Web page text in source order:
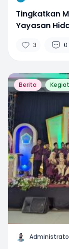
Tingkatkan
Yayasan
3 0
Berita
A